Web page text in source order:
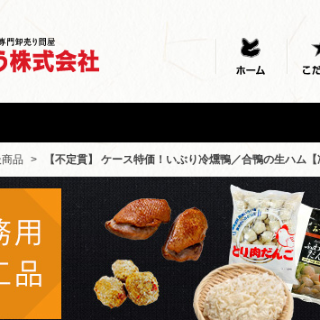
品 > 【不定貫】 ケース特価！いぶり冷燻鴨／合鴨の生ハム【